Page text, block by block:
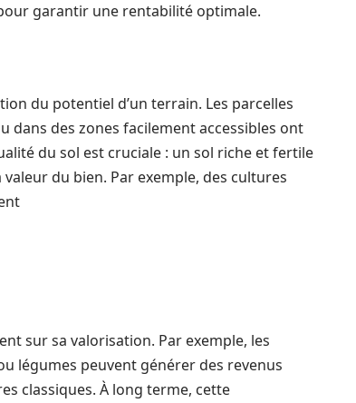
garantir une rentabilité optimale.
du potentiel d’un terrain. Les parcelles
des zones facilement accessibles ont
du sol est cruciale : un sol riche et fertile
du bien. Par exemple, des cultures
sur sa valorisation. Par exemple, les
légumes peuvent générer des revenus
classiques. À long terme, cette